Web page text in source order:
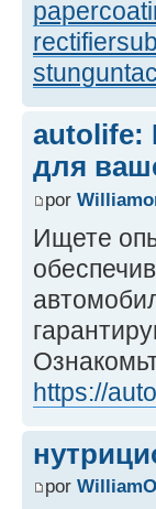
stungun
autolife:
для
por
Ищете
https://
por